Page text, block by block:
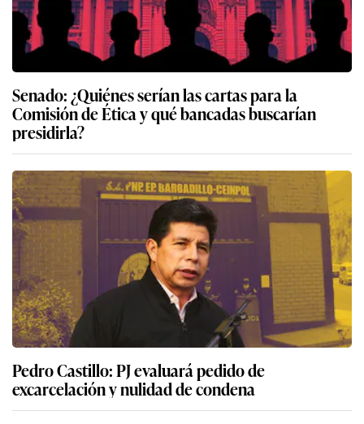
Senado: ¿Quiénes serían las cartas para la
Comisión de Ética y qué bancadas buscarían
presidirla?
Pedro Castillo: PJ evaluará pedido de
excarcelación y nulidad de condena